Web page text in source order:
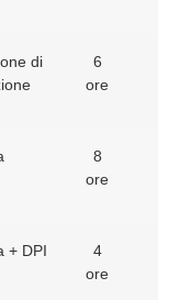
di
6
ore
8
ore
+ DPI
4
ore